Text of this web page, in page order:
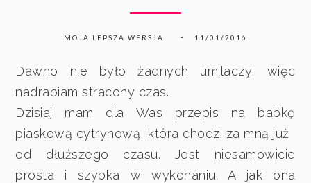
MOJA LEPSZA WERSJA 11/01/2016
Dawno nie było żadnych umilaczy, więc
nadrabiam stracony czas.
Dzisiaj mam dla Was przepis na babkę
piaskową cytrynową, która chodzi za mną już
od dłuższego czasu. Jest niesamowicie
prosta i szybka w wykonaniu. A jak ona